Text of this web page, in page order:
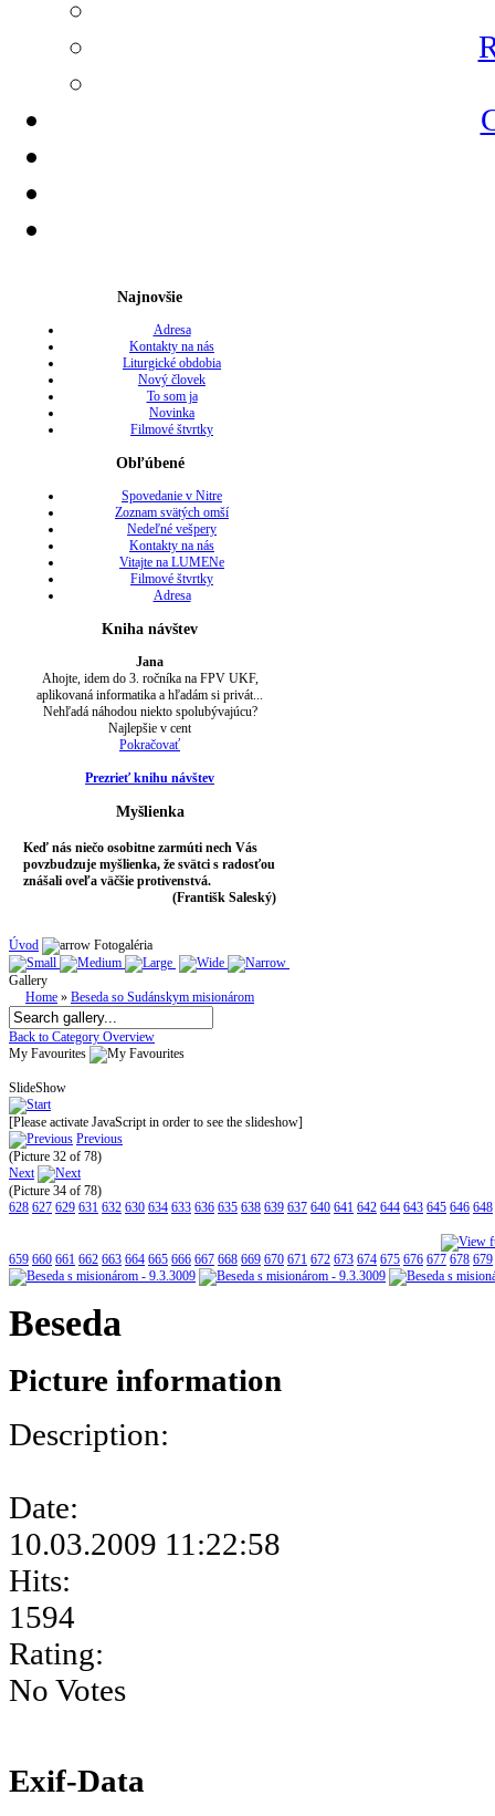
Najnovšie
Adresa
Kontakty na nás
Liturgické obdobia
Nový človek
To som ja
Novinka
Filmové štvrtky
Obľúbené
Spovedanie v Nitre
Zoznam svätých omší
Nedeľné vešpery
Kontakty na nás
Vitajte na LUMENe
Filmové štvrtky
Adresa
Kniha návštev
Jana
Ahojte, idem do 3. ročníka na FPV UKF,
aplikovaná informatika a hľadám si privát...
Nehľadá náhodou niekto spolubývajúcu?
Najlepšie v cent
Pokračovať
Prezrieť knihu návštev
Myšlienka
Keď nás niečo osobitne zarmúti nech Vás
povzbudzuje myšlienka, že svätci s radosťou
znášali oveľa väčšie protivenstvá.
(Františk Saleský)
Úvod Fotogaléria
Gallery
Home » Beseda so Sudánskym misionárom
Back to Category Overview
My Favourites
SlideShow
[Please activate JavaScript in order to see the slideshow]
Previous
(Picture 32 of 78)
Next
(Picture 34 of 78)
628 627 629 631 632 630 634 633 636 635 638 639 637 640 641 642 644 643 645 646 648
659 660 661 662 663 664 665 666 667 668 669 670 671 672 673 674 675 676 677 678 679
Beseda
Picture information
Description:
Date:
10.03.2009 11:22:58
Hits:
1594
Rating:
No Votes
Exif-Data